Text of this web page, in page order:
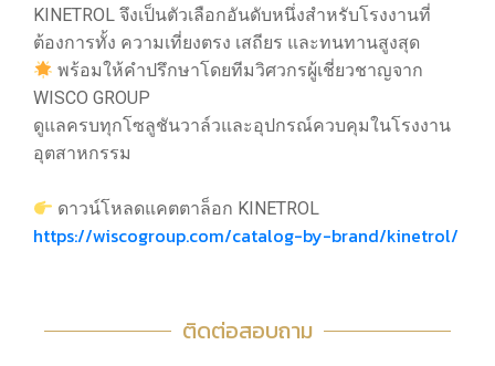
KINETROL จึงเป็นตัวเลือกอันดับหนึ่งสำหรับโรงงานที่
ต้องการทั้ง ความเที่ยงตรง เสถียร และทนทานสูงสุด
พร้อมให้คำปรึกษาโดยทีมวิศวกรผู้เชี่ยวชาญจาก
WISCO GROUP
ดูแลครบทุกโซลูชันวาล์วและอุปกรณ์ควบคุมในโรงงาน
อุตสาหกรรม
ดาวน์โหลดแคตตาล็อก KINETROL
https://wiscogroup.com/catalog-by-brand/kinetrol/
ติดต่อสอบถาม